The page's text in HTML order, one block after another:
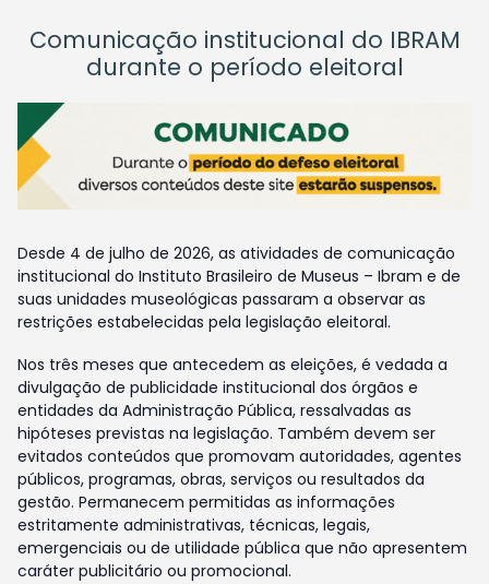
Comunicação institucional do IBRAM
durante o período eleitoral
Desde 4 de julho de 2026, as atividades de comunicação
institucional do Instituto Brasileiro de Museus – Ibram e de
suas unidades museológicas passaram a observar as
restrições estabelecidas pela legislação eleitoral.
Nos três meses que antecedem as eleições, é vedada a
divulgação de publicidade institucional dos órgãos e
entidades da Administração Pública, ressalvadas as
hipóteses previstas na legislação. Também devem ser
evitados conteúdos que promovam autoridades, agentes
públicos, programas, obras, serviços ou resultados da
gestão. Permanecem permitidas as informações
estritamente administrativas, técnicas, legais,
emergenciais ou de utilidade pública que não apresentem
caráter publicitário ou promocional.